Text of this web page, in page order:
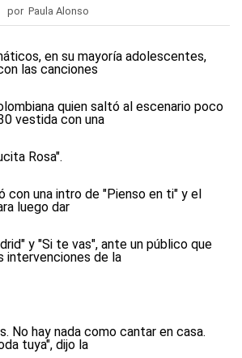
por Paula Alonso
en su mayoría adolescentes,
las canciones
quien saltó al escenario poco
vestida con una
Rosa".
con una intro de "Pienso en ti" y el
luego dar
y "Si te vas", ante un público que
intervenciones de la
No hay nada como cantar en casa.
tuya", dijo la